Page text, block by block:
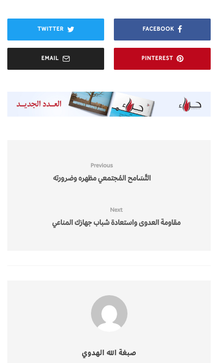
FACEBOOK
TWITTER
PINTEREST
EMAIL
Previous
التَّسَامح المُجتمعي مظهره وضرورته
Next
مقاومة العدوى واستعادة شباب جهازك المناعي
صبغة الله الهدوي